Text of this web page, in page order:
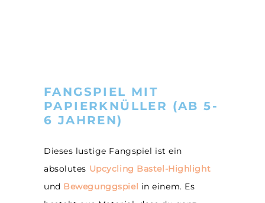
FANGSPIEL MIT
PAPIERKNÜLLER (AB 5-
6 JAHREN)
Dieses lustige Fangspiel ist ein
absolutes Upcycling Bastel-Highlight
und Bewegunggspiel in einem. Es